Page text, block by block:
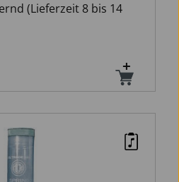
(Lieferzeit 8 bis 14